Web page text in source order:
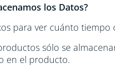
los Datos?
para ver cuánto
sólo se
en el producto.